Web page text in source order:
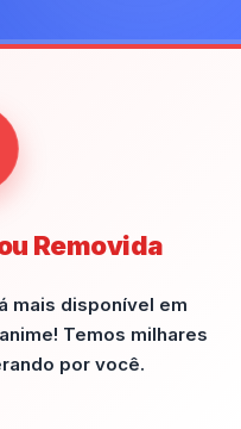
Removida
mais disponível em
Temos milhares
por você.